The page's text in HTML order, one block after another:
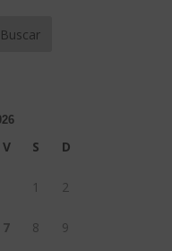
V S D
1 2
7 8 9